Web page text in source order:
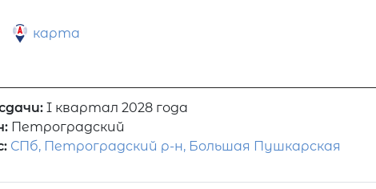
карта
I квартал 2028 года
Петроградский
СПб, Петроградский р-н, Большая Пушкарская